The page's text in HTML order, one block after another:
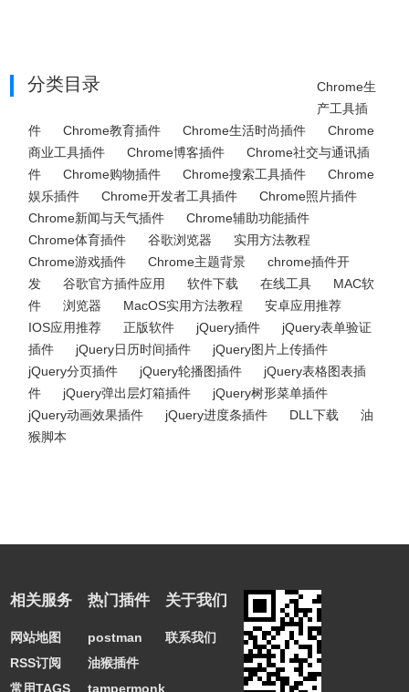
分类目录
Chrome生
产工具插
件
Chrome教育插件 Chrome生活时尚插件
Chrome
商业工具插件
Chrome博客插件
Chrome社交与通讯插
件
Chrome购物插件 Chrome搜索工具插件
Chrome
娱乐插件
Chrome开发者工具插件
Chrome照片插件
Chrome新闻与天气插件
Chrome辅助功能插件
Chrome体育插件
谷歌浏览器
实用方法教程
Chrome游戏插件
Chrome主题背景
chrome插件开
发
谷歌官方插件应用 软件下载 在线工具
MAC软
件
浏览器 MacOS实用方法教程
安卓应用推荐
IOS应用推荐
正版软件 jQuery插件
jQuery表单验证
插件
jQuery日历时间插件
jQuery图片上传插件
jQuery分页插件
jQuery轮播图插件
jQuery表格图表插
件
jQuery弹出层灯箱插件
jQuery树形菜单插件
jQuery动画效果插件
jQuery进度条插件 DLL下载
油
猴脚本
相关服务
网站地图
RSS订阅
常用TAGS
热门插件
postman
油猴插件
tampermonkey
关于我们
联系我们